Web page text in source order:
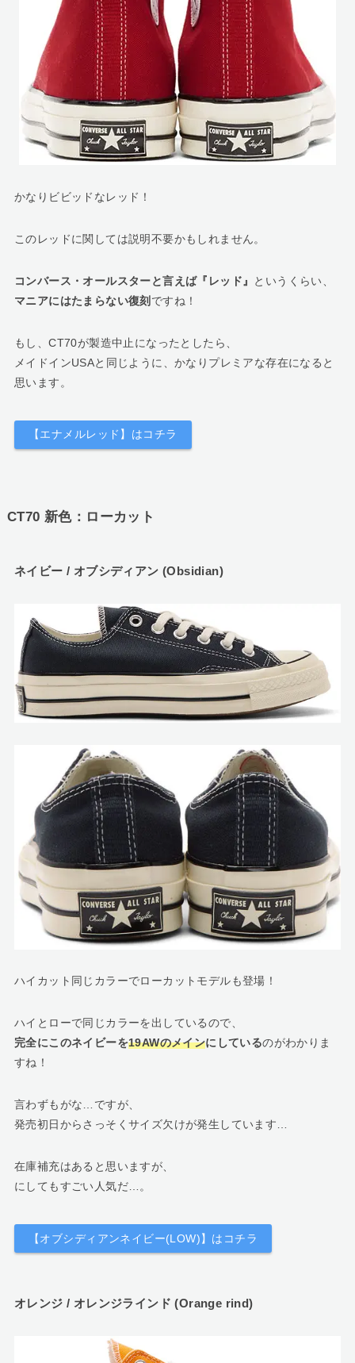
かなりビビッドなレッド！
このレッドに関しては説明不要かもしれません。
コンバース・オールスターと言えば『レッド』
というくらい、
マニアにはたまらない復刻 ですね！
もし、CT70が製造中止になったとしたら、
メイドインUSAと同じように、かなりプレミアな存在になると
思います。
【エナメルレッド】はコチラ
CT70 新色：ローカット
ネイビー / オブシディアン (Obsidian)
ハイカット同じカラーでローカットモデルも登場！
ハイとローで同じカラーを出しているので、
完全にこのネイビーを19AWのメインにしているのがわかりま
すね！
言わずもがな…ですが、
発売初日からさっそくサイズ欠けが発生しています…
在庫補充はあると思いますが、
にしてもすごい人気だ…。
【オブシディアンネイビー(LOW)】はコチラ
オレンジ / オレンジラインド (Orange rind)